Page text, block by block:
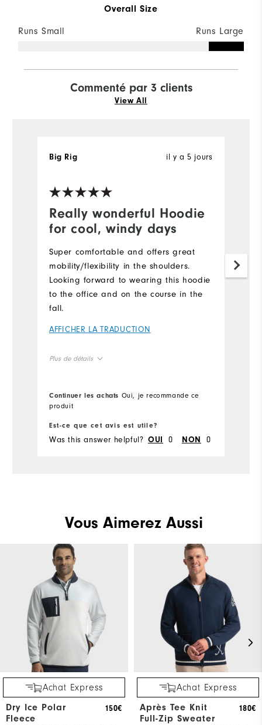
Overall Size
Runs Small Runs Large
Commenté par 3 clients
View All
Really wonderful Hoodie
for cool, windy days
il y a 5 jours
Big Rig
Super comfortable and offers great
mobility/flexibility in the shoulders.
Looking forward to wearing this hoodie
to the office and on the course in the
fall.
AFFICHER LA TRADUCTION
Plus de détails
Runs Small
Comfort
Continuer les achats Oui, je recommande ce
produit
Est-ce que cet avis est utile?
Was this answer helpful? OUI 0 NON 0
Vous Aimerez Aussi
Achat Express
Dry Ice Polar
Fleece
150€
Achat Express
Après Tee Knit
Full-Zip Sweater
180€